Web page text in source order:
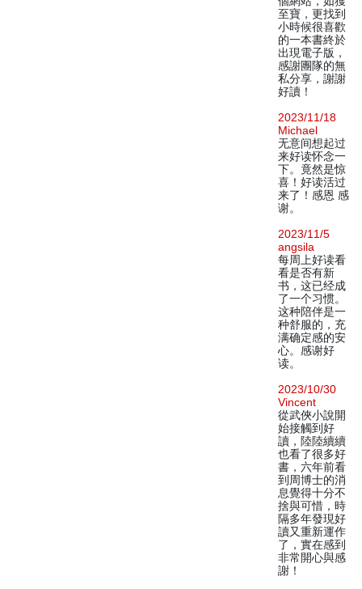
至寶，更找到
小時候很喜歡
的一本書終於
出現電子版，
感謝團隊的無
私分享，謝謝
好讀！
2023/11/18
Michael
无意间想起过
来好读怀念一
下。竟然是惊
喜！好读活过
来了！感恩 感
谢。
2023/11/5
angsila
每周上好读看
看是否有新
书，这已经成
了一个习惯。
这种陪伴是一
种舒服的，充
满确定感的安
心。感谢好
读。
2023/10/30
Vincent
從武俠小說開
始接觸到好
讀，陸陸續續
也看了很多好
書，六年前看
到周博士的消
息覺得十分不
捨與可惜，時
隔多年發現好
讀又重新運作
了，實在感到
非常開心與感
謝！